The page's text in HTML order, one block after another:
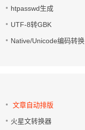
htpasswd生成
UTF-8转GBK
Native/Unicode编码转换
文章自动排版
火星文转换器